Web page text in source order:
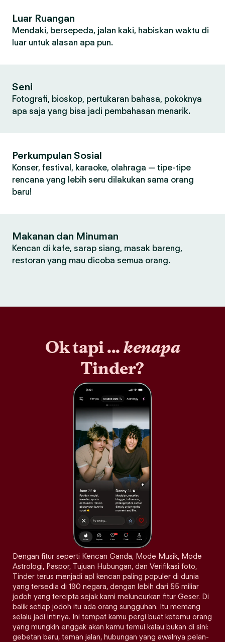
Luar Ruangan
Mendaki, bersepeda, jalan kaki, habiskan waktu di
luar untuk alasan apa pun.
Seni
Fotografi, bioskop, pertukaran bahasa, pokoknya
apa saja yang bisa jadi pembahasan menarik.
Perkumpulan Sosial
Konser, festival, karaoke, olahraga — tipe-tipe
rencana yang lebih seru dilakukan sama orang
baru!
Makanan dan Minuman
Kencan di kafe, sarap siang, masak bareng,
restoran yang mau dicoba semua orang.
Ok tapi ...kenapa
Tinder?
Dengan fitur seperti Kencan Ganda, Mode Musik, Mode
Astrologi, Paspor, Tujuan Hubungan, dan Verifikasi foto,
Tinder terus menjadi apl kencan paling populer di dunia
yang tersedia di 190 negara, dengan lebih dari 55 miliar
jodoh yang tercipta sejak kami meluncurkan fitur Geser. Di
balik setiap jodoh itu ada orang sungguhan. Itu memang
selalu jadi intinya. Ini tempat kamu pergi buat ketemu orang
yang mungkin enggak akan kamu temui kalau bukan di sini:
gebetan baru, teman jalan, hubungan yang awalnya pelan-